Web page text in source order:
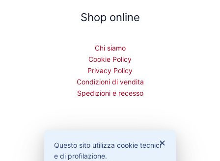
Shop online
Chi siamo
Cookie Policy
Privacy Policy
Condizioni di vendita
Spedizioni e recesso
Bisogno di aiuto? ✕
Questo sito utilizza cookie tecnici
e di profilazione.